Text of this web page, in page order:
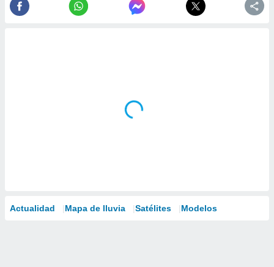
Actualidad Mapa de lluvia Satélites Modelos